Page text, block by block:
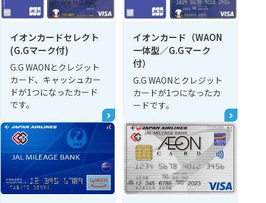
イオンカードセレクト
(G.Gマーク付)
G.G WAONとクレジット
カード、キャッシュカー
ドが1つになったカード
です。
イオンカード（WAON
一体型／G.Gマーク
付）
G.G WAONとクレジット
カードが1つになったカ
ードです。